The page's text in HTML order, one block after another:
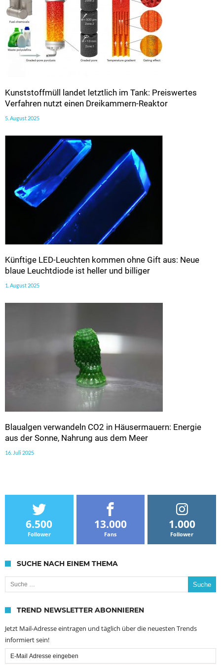
Kunststoffmüll landet letztlich im Tank: Preiswertes
Verfahren nutzt einen Dreikammern-Reaktor
5. August 2025
Künftige LED-Leuchten kommen ohne Gift aus: Neue
blaue Leuchtdiode ist heller und billiger
1. August 2025
Blaualgen verwandeln CO2 in Häusermauern: Energie
aus der Sonne, Nahrung aus dem Meer
16. Juli 2025
6.500
Follower
13.000
Fans
1.000
Follower
SUCHE NACH EINEM THEMA
Suche nach:
TREND NEWSLETTER ABONNIEREN
Jetzt Mail-Adresse eintragen und täglich über die neuesten Trends
informiert sein!
Email
Subscription